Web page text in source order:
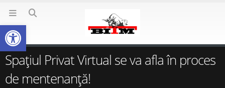
Spațiul Privat Virtual se va afla în proces
de mentenanță!
Deschide bara de unelte